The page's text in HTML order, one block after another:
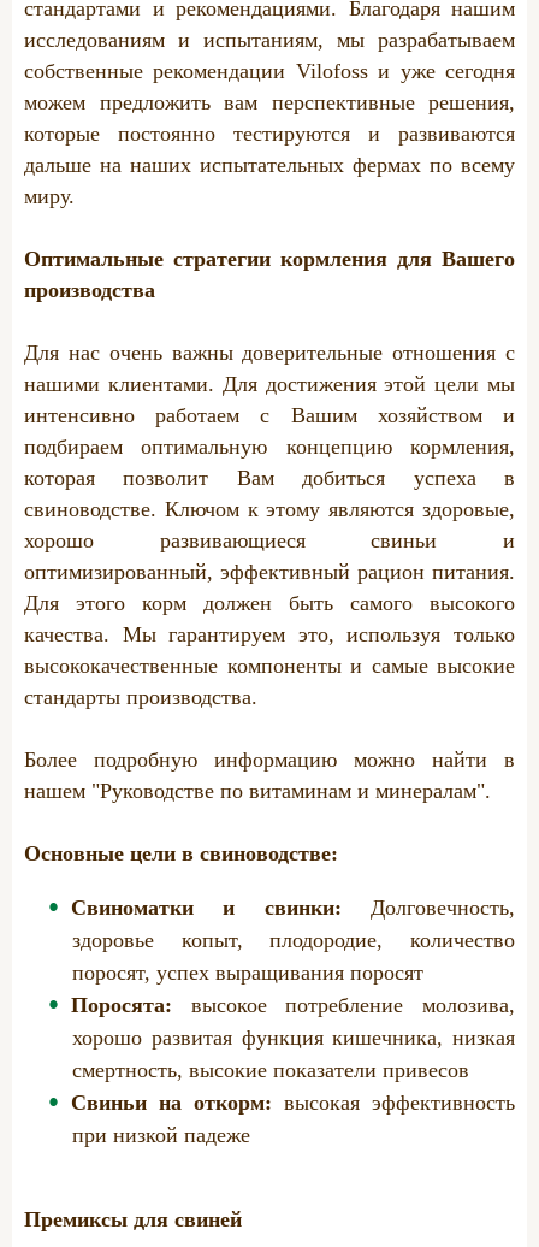
стандартами и рекомендациями. Благодаря нашим
исследованиям и испытаниям, мы разрабатываем
собственные рекомендации Vilofoss и уже сегодня
можем предложить вам перспективные решения,
которые постоянно тестируются и развиваются
дальше на наших испытательных фермах по всему
миру.
Оптимальные стратегии кормления для Вашего
производства
Для нас очень важны доверительные отношения с
нашими клиентами. Для достижения этой цели мы
интенсивно работаем с Вашим хозяйством и
подбираем оптимальную концепцию кормления,
которая позволит Вам добиться успеха в
свиноводстве. Ключом к этому являются здоровые,
хорошо развивающиеся свиньи и
оптимизированный, эффективный рацион питания.
Для этого корм должен быть самого высокого
качества. Мы гарантируем это, используя только
высококачественные компоненты и самые высокие
стандарты производства.
Более подробную информацию можно найти в
нашем "Руководстве по витаминам и минералам".
Основные цели в свиноводстве:
Свиноматки и свинки: Долговечность,
здоровье копыт, плодородие, количество
поросят, успех выращивания поросят
Поросята: высокое потребление молозива,
хорошо развитая функция кишечника, низкая
смертность, высокие показатели привесов
Свиньи на откорм: высокая эффективность
при низкой падеже
Премиксы для свиней